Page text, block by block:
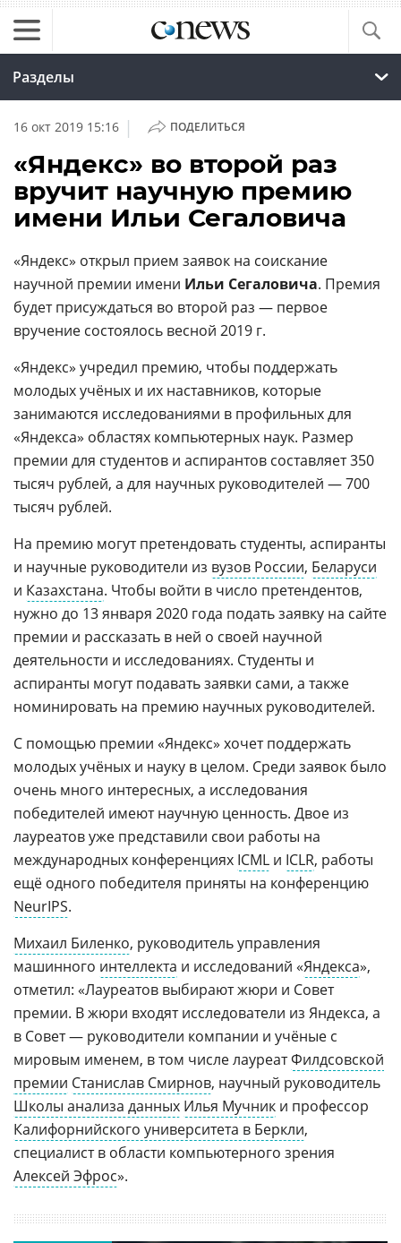
Разделы
16 окт 2019 15:16 | ПОДЕЛИТЬСЯ
«Яндекс» во второй раз
вручит научную премию
имени Ильи Сегаловича
«Яндекс» открыл прием заявок на соискание
научной премии имени Ильи Сегаловича. Премия
будет присуждаться во второй раз — первое
вручение состоялось весной 2019 г.
«Яндекс» учредил премию, чтобы поддержать
молодых учёных и их наставников, которые
занимаются исследованиями в профильных для
«Яндекса» областях компьютерных наук. Размер
премии для студентов и аспирантов составляет 350
тысяч рублей, а для научных руководителей — 700
тысяч рублей.
На премию могут претендовать студенты, аспиранты
и научные руководители из вузов России, Беларуси
и Казахстана. Чтобы войти в число претендентов,
нужно до 13 января 2020 года подать заявку на сайте
премии и рассказать в ней о своей научной
деятельности и исследованиях. Студенты и
аспиранты могут подавать заявки сами, а также
номинировать на премию научных руководителей.
С помощью премии «Яндекс» хочет поддержать
молодых учёных и науку в целом. Среди заявок было
очень много интересных, а исследования
победителей имеют научную ценность. Двое из
лауреатов уже представили свои работы на
международных конференциях ICML и ICLR, работы
ещё одного победителя приняты на конференцию
NeurIPS.
Михаил Биленко, руководитель управления
машинного интеллекта и исследований «Яндекса»,
отметил: «Лауреатов выбирают жюри и Совет
премии. В жюри входят исследователи из Яндекса, а
в Совет — руководители компании и учёные с
мировым именем, в том числе лауреатФилдсовской
премии Станислав Смирнов, научный руководитель
Школы анализа данных Илья Мучник и профессор
Калифорнийского университета в Беркли,
специалист в области компьютерного зрения
Алексей Эфрос».